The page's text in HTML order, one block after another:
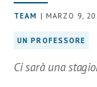
TEAM | MARZO 9,
UN PROFESSORE
Ci sarà una